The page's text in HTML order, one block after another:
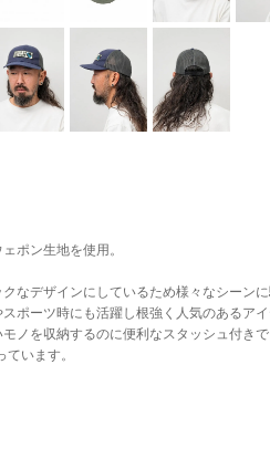
ポン生地を使用。
なデザインにしているため様々なシーン
ポーツ時にも活躍し根強く人気のあるアイ
ノを収納するのに便利なスタッシュ付き
います。